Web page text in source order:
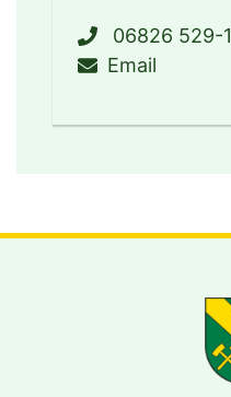
06826 529-
Email